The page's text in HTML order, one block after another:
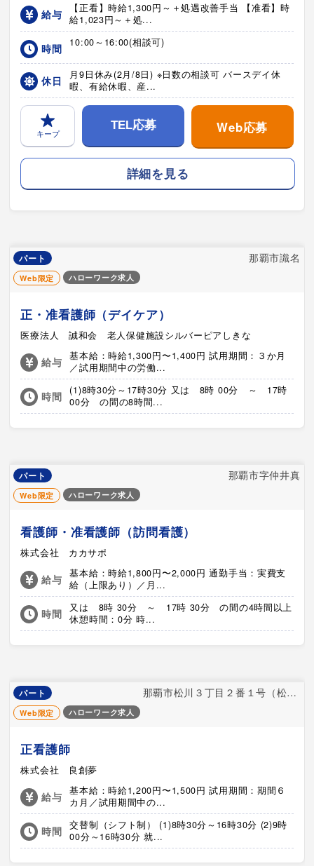
給与
【正看】時給1,300円～＋処遇改善手当 【准看】時
給1,023円～＋処...
時間 10:00～16:00(相談可)
休日
月9日休み(2月/8日) ※日数の相談可 バースデイ休
暇、有給休暇、産...
キープ
TEL応募 Web応募
詳細を見る
パート 那覇市識名
Web限定 ハローワーク求人
正・准看護師（デイケア）
医療法人 誠和会 老人保健施設シルバーピアしきな
給与
基本給：時給1,300円〜1,400円 試用期間：３か月
／試用期間中の労働...
時間
(1)8時30分～17時30分 又は 8時 00分 ～ 17時
00分 の間の8時間...
パート 那覇市字仲井真
Web限定 ハローワーク求人
看護師・准看護師（訪問看護）
株式会社 カカサポ
給与
基本給：時給1,800円〜2,000円 通勤手当：実費支
給（上限あり）／月...
時間
又は 8時 30分 ～ 17時 30分 の間の4時間以上
休憩時間：0分 時...
パート 那覇市松川３丁目２番１号（松川共同住宅１階）
Web限定 ハローワーク求人
正看護師
株式会社 良創夢
給与
基本給：時給1,200円〜1,500円 試用期間：期間６
カ月／試用期間中の...
時間
交替制（シフト制） (1)8時30分～16時30分 (2)9時
00分～16時30分 就...